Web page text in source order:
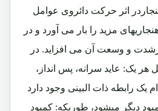
اثر حرکت دائروی عوامل
مزید را بار می آورد و در
و وسعت آن می افزاید. در
هر یک: عاید سرانه، پس انداز،
یک رابطه ذات البینی وجود دارد
دیگر میشود، طوریکه: کمبود